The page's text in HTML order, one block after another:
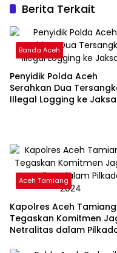
Berita Terkait
Banda Aceh
Penyidik Polda Aceh
Serahkan Dua
Illegal Logging ke Jaksa
Aceh Tamiang
Kapolres Aceh Tamiang
Tegaskan Komitmen
Netralitas dalam